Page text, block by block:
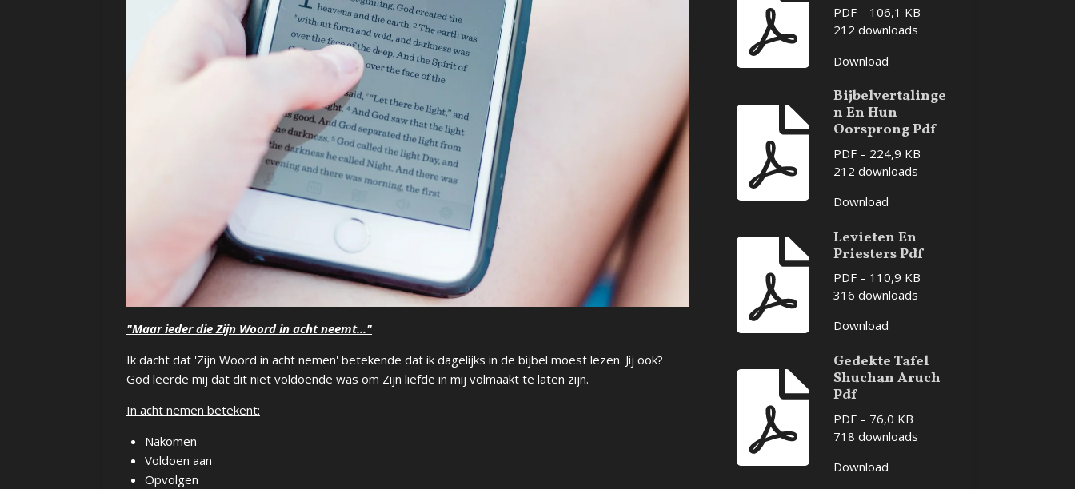
"Maar ieder die Zijn Woord in acht neemt..."
Ik dacht dat 'Zijn Woord in acht nemen' betekende dat ik dagelijks in de bijbel moest lezen. Jij ook?
God leerde mij dat dit niet voldoende was om Zijn liefde in mij volmaakt te laten zijn.
In acht nemen betekent:
Nakomen
Voldoen aan
Opvolgen
PDF – 106,1 KB
212 downloads
Download
Bijbelvertalinge
n En Hun
Oorsprong Pdf
PDF – 224,9 KB
212 downloads
Download
Levieten En
Priesters Pdf
PDF – 110,9 KB
316 downloads
Download
Gedekte Tafel
Shuchan Aruch
Pdf
PDF – 76,0 KB
718 downloads
Download